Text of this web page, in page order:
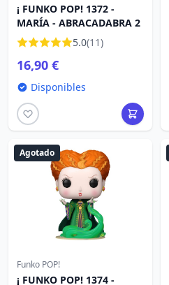
¡ FUNKO POP! 1372 -
MARÍA - ABRACADABRA 2
5.0(11)
16,90 €
Disponibles
Agotado
Funko POP!
¡ FUNKO POP! 1374 -